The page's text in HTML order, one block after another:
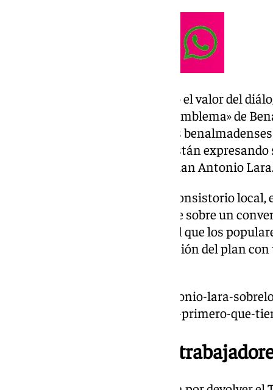
El alcalde popular ha destacado el valor del
este acuerdo que recupera un «emblema» de
emocionados, como lo están los
malagueños y andaluces, que están
volverá a abrir”, ha destacado Juan Antonio
Tal y como informan desde el Consistorio local,
vida al Tivoli deberá sustentarse sobre un
de la aprobación del Pleno -en el que los
que culminará con una innovación del plan
https://www.101tv.es/juan-antonio-lara-
empresa-esta-advertida-que-lo-primero-que-
Compromiso con los